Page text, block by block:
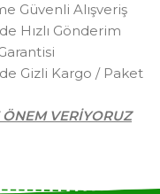
Güvenli Alışveriş
Hızlı Gönderim
Gizli Kargo / Paket
VERİYORUZ